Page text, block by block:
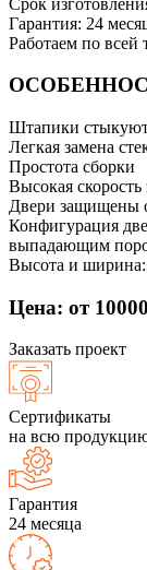
Гарантия: 24
Работаем по всей
Штапики
Легкая замена
Простота сборки
Высокая
Двери защищены
Конфигурация
выпадающим
Высота и ширина:
Цена: от
Заказать проект
Сертификаты
на всю
Гарантия
24 месяца